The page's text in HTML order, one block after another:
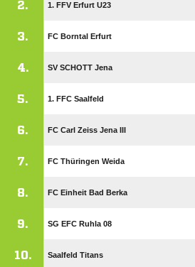
2. 1. FFV Erfurt U23
3. FC Borntal Erfurt
4. SV SCHOTT Jena
5. 1. FFC Saalfeld
6. FC Carl Zeiss Jena III
7. FC Thüringen Weida
8. FC Einheit Bad Berka
9. SG EFC Ruhla 08
10. Saalfeld Titans